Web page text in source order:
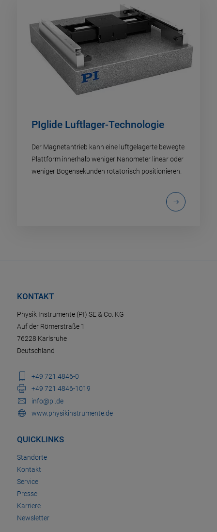
PIglide Luftlager-Technologie
Der Magnetantrieb kann eine luftgelagerte bewegte
Plattform innerhalb weniger Nanometer linear oder
weniger Bogensekunden rotatorisch positionieren.
KONTAKT
Physik Instrumente (PI) SE & Co. KG
Auf der Römerstraße 1
76228 Karlsruhe
Deutschland
+49 721 4846-0
+49 721 4846-1019
info@pi.de
www.physikinstrumente.de
QUICKLINKS
Standorte
Kontakt
Service
Presse
Karriere
Newsletter